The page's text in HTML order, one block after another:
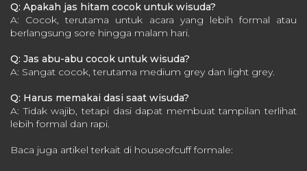
Q: Apakah jas hitam cocok untuk wisuda?
A: Cocok, terutama untuk acara yang lebih formal atau
berlangsung sore hingga malam hari.
Q: Jas abu-abu cocok untuk wisuda?
A: Sangat cocok, terutama medium grey dan light grey.
Q: Harus memakai dasi saat wisuda?
A: Tidak wajib, tetapi dasi dapat membuat tampilan terlihat
lebih formal dan rapi.
Baca juga artikel terkait di houseofcuff formale: